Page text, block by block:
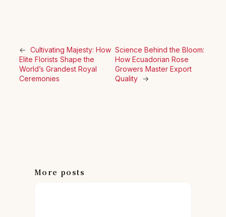
← Cultivating Majesty: How
Elite Florists Shape the
World’s Grandest Royal
Ceremonies
Science Behind the Bloom:
How Ecuadorian Rose
Growers Master Export
Quality
→
More posts